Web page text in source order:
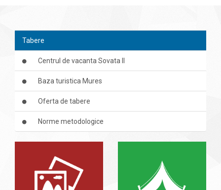
Tabere
Centrul de vacanta Sovata II
Baza turistica Mures
Oferta de tabere
Norme metodologice